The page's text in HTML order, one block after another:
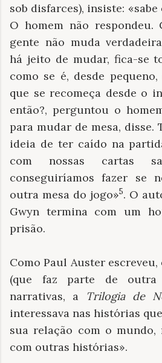
sob disfarces), insiste:
O homem não respondeu.
gente não muda
há jeito de mudar, fica-se
como se é, desde
que se recomeça desde o
então?, perguntou o
para mudar de mesa, disse.
ideia de ter caído na
com nossas cartas
conseguiríamos fazer se
outra mesa do jogo»5. O
Gwyn termina com um
prisão.
Como Paul Auster escreveu,
(que faz parte de
narrativas, a Trilogia de
interessava nas histórias
sua relação com o mundo,
com outras histórias».